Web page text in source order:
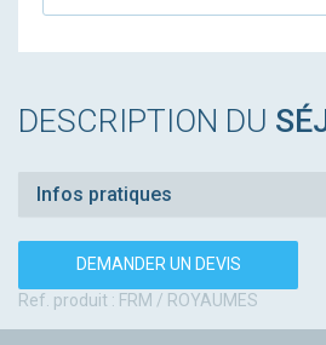
DESCRIPTION DU
Infos pratiques
DEMANDER UN DEVIS
Ref. produit : FRM / ROYAUMES